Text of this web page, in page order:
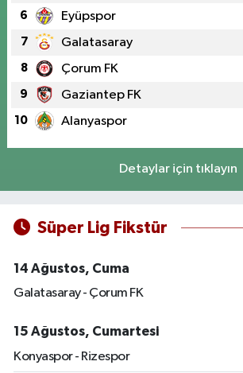
6 Eyüpspor
7 Galatasaray
8 Çorum FK
9 Gaziantep FK
10 Alanyaspor
Detaylar için tıklayın
Süper Lig Fikstür
14 Ağustos, Cuma
Galatasaray - Çorum FK
15 Ağustos, Cumartesi
Konyaspor - Rizespor